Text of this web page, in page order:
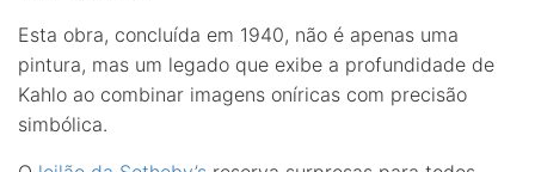
Esta obra, concluída em 1940, não é apenas uma
pintura, mas um legado que exibe a profundidade de
Kahlo ao combinar imagens oníricas com precisão
simbólica.